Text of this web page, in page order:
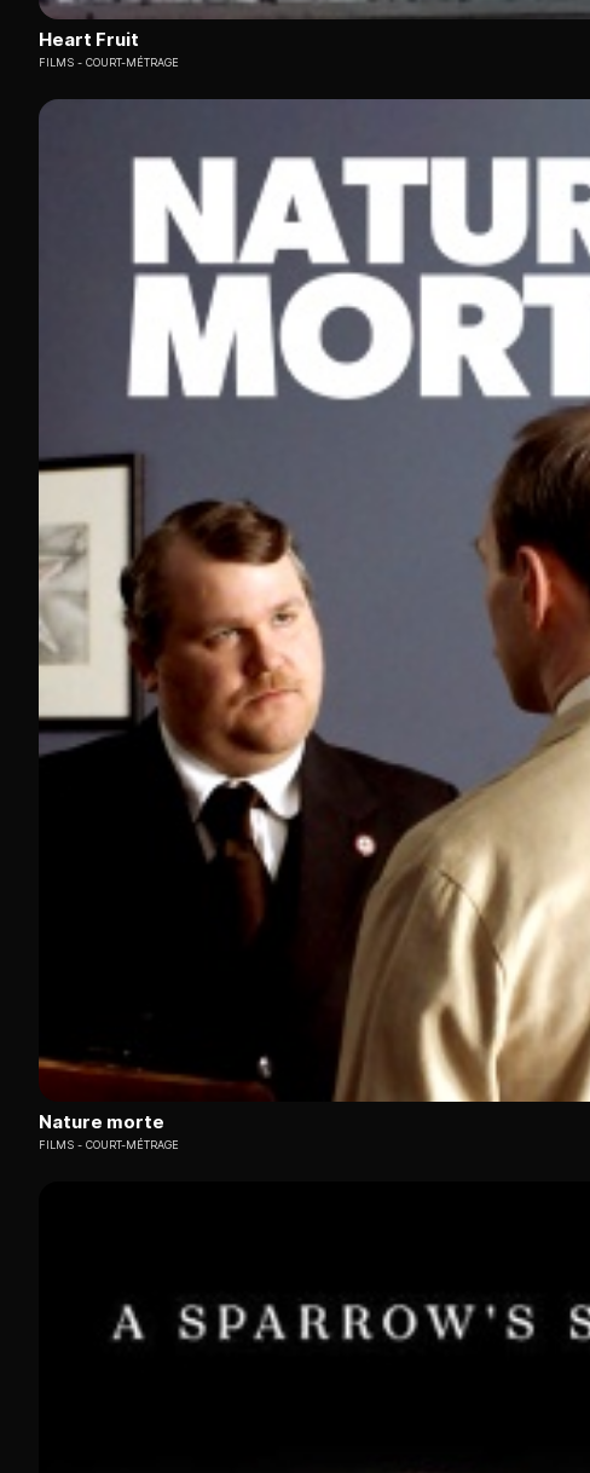
Heart Fruit
FILMS COURT-MÉTRAGE
Nature morte
FILMS COURT-MÉTRAGE